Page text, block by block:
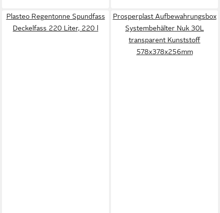
Plasteo Regentonne Spundfass
Deckelfass 220 Liter, 220 l
Prosperplast Aufbewahrungsbox
Systembehälter Nuk 30L
transparent Kunststoff
578x378x256mm